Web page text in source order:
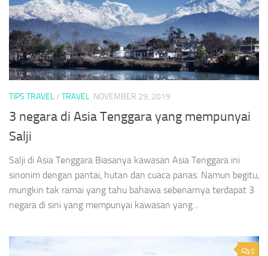
TIPS TRAVEL/ TRAVEL NOVEMBER 29, 2019
3 negara di Asia Tenggara yang mempunyai
Salji
Salji di Asia Tenggara Biasanya kawasan Asia Tenggara ini
sinonim dengan pantai, hutan dan cuaca panas. Namun begitu,
mungkin tak ramai yang tahu bahawa sebenarnya terdapat 3
negara di sini yang mempunyai kawasan yang...
0